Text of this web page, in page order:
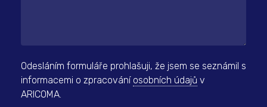
Odesláním formuláře prohlašuji, že jsem se seznámil s
informacemi o zpracování osobních údajů v
ARICOMA.